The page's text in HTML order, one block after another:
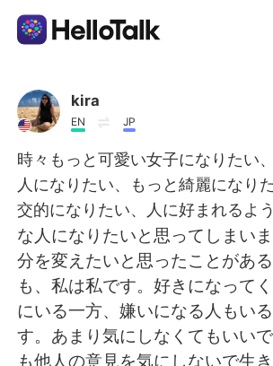
Appli d'échange linguistique
AI Grammar Checker
Français
English 简体中文
繁體中文 Español
العربية Deutsch
kira
EN JP
時々もっと可愛い女子になりたい
人になりたい、もっと綺麗になり
交的になりたい、人に好まれるよう
な人になりたいと思ってしまい
分を変えたいと思ったことがあ
も、私は私です。好きになって
にいる一方、嫌いになる人もい
す。あまり気にしなくてもいい
も他人の意見を気にしないで生